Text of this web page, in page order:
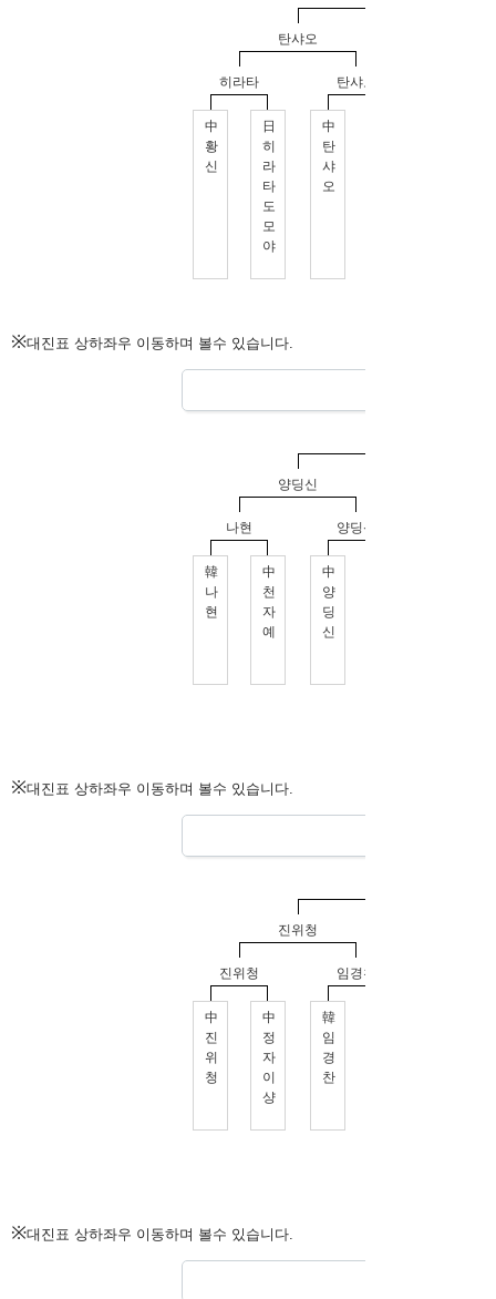
※대진표 상하좌우 이동하며 볼수 있습니다.
※대진표 상하좌우 이동하며 볼수 있습니다.
※대진표 상하좌우 이동하며 볼수 있습니다.